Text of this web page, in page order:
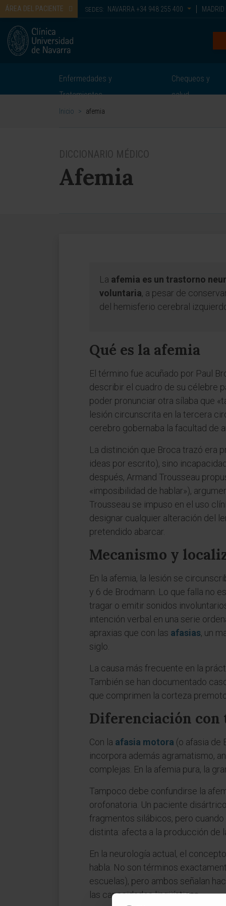
ÁREA DEL PACIENTE SEDES: NAVARRA +34 948 255 400 MADRID
Enfermedades y
Tratamientos
Chequeos y
salud
Inicio > afemia
DICCIONARIO MÉDICO
Afemia
La afemia es un trastorno
voluntaria, a pesar de
del hemisferio cerebral
Qué es la afemia
El término fue acuñado por Paul
describir el cuadro de su célebre
poder pronunciar otra sílaba que
lesión circunscrita en la tercera
cerebro gobernaba la facultad de
La distinción que Broca trazó era
ideas por escrito), sino
después, Armand Trousseau
«imposibilidad de hablar»),
Trousseau se impuso en el uso
designar cualquier alteración del
pretendido abarcar.
Mecanismo y
En la afemia, la lesión se
y 6 de Brodmann. Lo que falla no
tragar o emitir sonidos
intención verbal en una serie
apraxias que con las afasias, un
siglo.
La causa más frecuente en la
También se han documentado
que comprimen la corteza
Diferenciación con
Con la afasia motora (o afasia de
incorpora además agramatismo,
complejas. En la afemia pura, la
Tampoco debe confundirse la
orofonatoria. Un paciente
fragmentos silábicos, pero
distinta: afecta a la producción de
En la neurología actual, el
habla. No son términos
escuelas), pero ambos señalan
las capacidades lingüísticas.